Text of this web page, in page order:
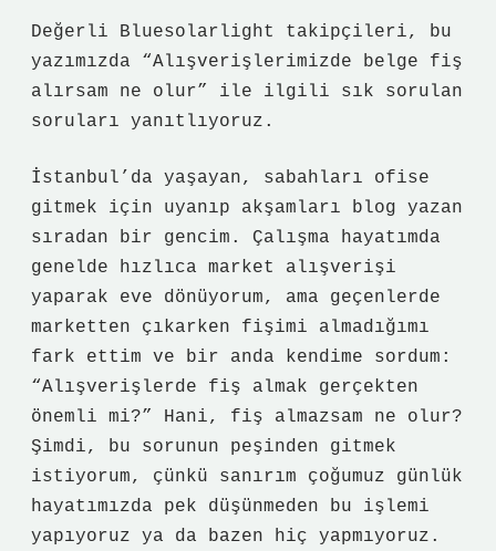
Değerli Bluesolarlight takipçileri, bu
yazımızda “Alışverişlerimizde belge fiş
alırsam ne olur” ile ilgili sık sorulan
soruları yanıtlıyoruz.
İstanbul’da yaşayan, sabahları ofise
gitmek için uyanıp akşamları blog yazan
sıradan bir gencim. Çalışma hayatımda
genelde hızlıca market alışverişi
yaparak eve dönüyorum, ama geçenlerde
marketten çıkarken fişimi almadığımı
fark ettim ve bir anda kendime sordum:
“Alışverişlerde fiş almak gerçekten
önemli mi?” Hani, fiş almazsam ne olur?
Şimdi, bu sorunun peşinden gitmek
istiyorum, çünkü sanırım çoğumuz günlük
hayatımızda pek düşünmeden bu işlemi
yapıyoruz ya da bazen hiç yapmıyoruz.